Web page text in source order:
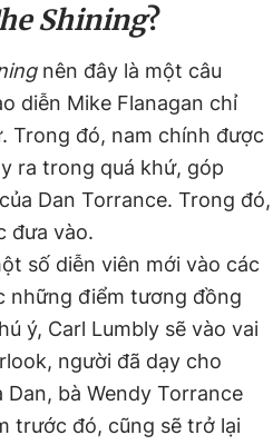
Shining?
nên đây là một câu
diễn Mike Flanagan chỉ
Trong đó, nam chính được
ra trong quá khứ, góp
Dan Torrance. Trong đó,
đưa vào.
số diễn viên mới vào các
những điểm tương đồng
ý, Carl Lumbly sẽ vào vai
người đã dạy cho
Dan, bà Wendy Torrance
trước đó, cũng sẽ trở lại